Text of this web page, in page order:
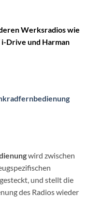
Werksradios wie
Drive und Harman
wird zwischen
und stellt die
des Radios wieder